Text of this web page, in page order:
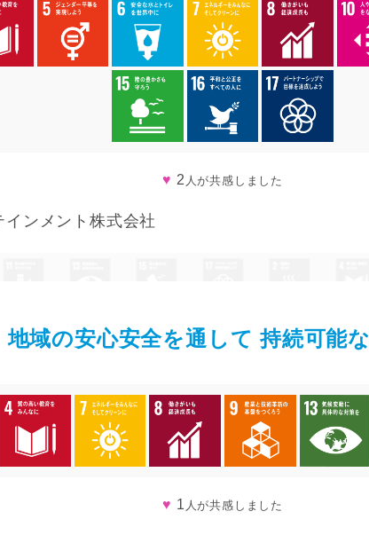
♥ 2 人が共感しました
ンメント株式会社
地域の安心安全を通して 持続可能
♥ 1 人が共感しました